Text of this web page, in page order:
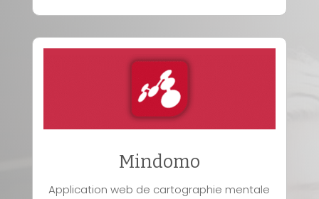
Mindomo
Application web de cartographie mentale